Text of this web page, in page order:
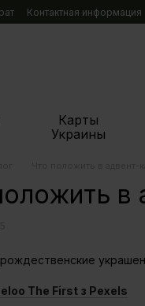
Контактная информация
Карты
Украины
в
The First з Pexels